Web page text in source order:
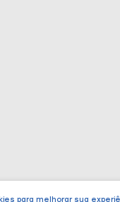
para melhorar sua